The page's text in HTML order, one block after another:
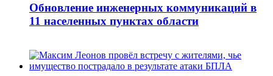
Обновление инженерных коммуникаций в
11 населенных пунктах области